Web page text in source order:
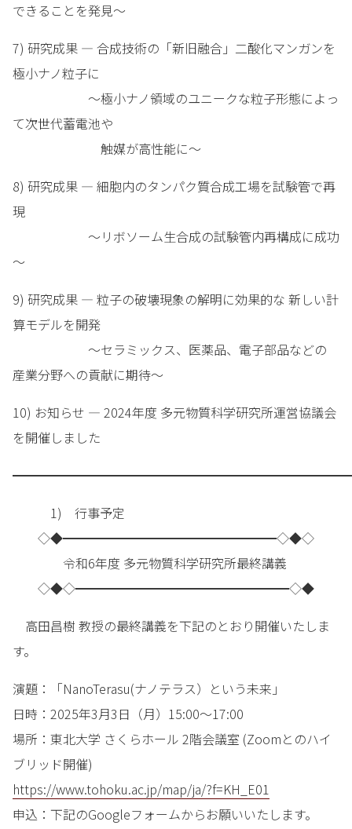
できることを発見～
7) 研究成果 — 合成技術の「新旧融合」二酸化マンガンを
極小ナノ粒子に
～極小ナノ領域のユニークな粒子形態によっ
て次世代蓄電池や
触媒が高性能に～
8) 研究成果 — 細胞内のタンパク質合成工場を試験管で再
現
～リボソーム生合成の試験管内再構成に成功
～
9) 研究成果 — 粒子の破壊現象の解明に効果的な 新しい計
算モデルを開発
～セラミックス、医薬品、電子部品などの
産業分野への貢献に期待～
10) お知らせ — 2024年度 多元物質科学研究所運営協議会
を開催しました
1) 行事予定
◇◆━━━━━━━━━━━━━━━━━◇◆◇
令和6年度 多元物質科学研究所最終講義
◇◆◇━━━━━━━━━━━━━━━━━◇◆
高田昌樹 教授の最終講義を下記のとおり開催いたしま
す。
演題：「NanoTerasu(ナノテラス）という未来」
日時：2025年3月3日（月）15:00～17:00
場所：東北大学 さくらホール 2階会議室 (Zoomとのハイ
ブリッド開催)
https://www.tohoku.ac.jp/map/ja/?f=KH_E01
申込：下記のGoogleフォームからお願いいたします。